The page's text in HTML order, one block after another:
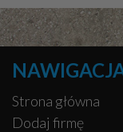
Strona główna
Dodaj firmę